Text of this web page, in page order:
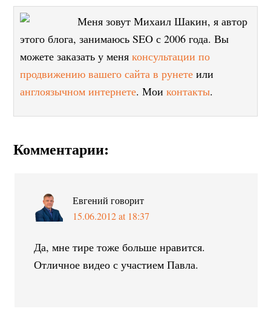
Меня зовут Михаил Шакин, я автор
этого блога, занимаюсь SEO с 2006 года. Вы
можете заказать у меняконсультации по
продвижению вашего сайта в рунете или
англоязычном интернете. Моиконтакты.
Комментарии:
Евгений говорит
15.06.2012 at 18:37
Да, мне тире тоже больше нравится.
Отличное видео с участием Павла.